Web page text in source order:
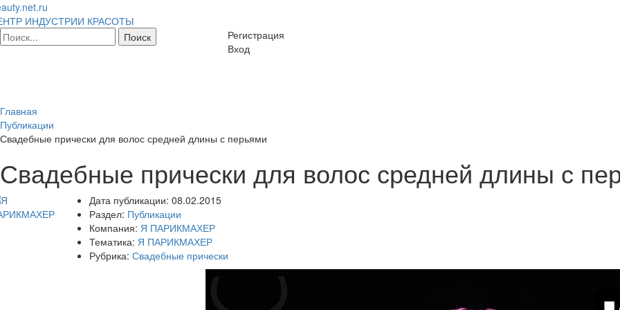
ИНДУСТРИИ КРАСОТЫ
Регистрация
Вход
Главная
Публикации
Свадебные прически для волос средней длины с перьями
Свадебные прически для волос средней длины с
Дата публикации: 08.02.2015
Раздел: Публикации
Компания: Я ПАРИКМАХЕР
Тематика: Я ПАРИКМАХЕР
Рубрика: Свадебные прически